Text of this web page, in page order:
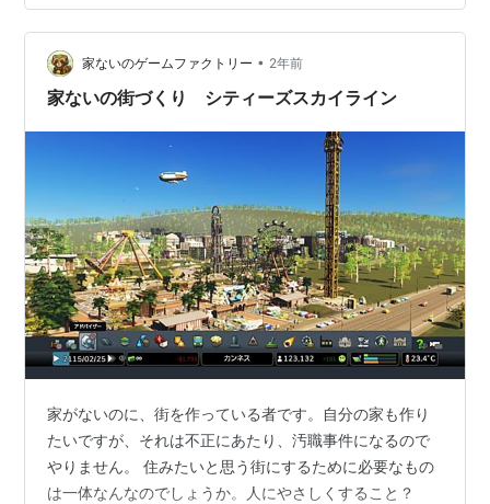
合わせるといい感じになります。あと名前が言いにくい
です、嚙みます。 アムシュ＄％？＆・・・ 滑舌の練習に
みなさんもどうぞ。 エッフェル塔：ご存知、フランスの
パリにある名所です。一度は行ってみたいです。 ただ、
家ないのゲームファクトリー • 2年前
家ないの街づくり シティーズスカイライン
家がないのに、街を作っている者です。自分の家も作り
たいですが、それは不正にあたり、汚職事件になるので
やりません。 住みたいと思う街にするために必要なもの
は一体なんなのでしょうか。人にやさしくすること？